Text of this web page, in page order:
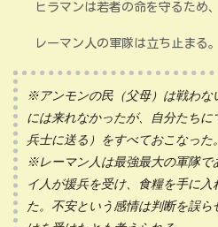
ヒラマンは若者の命を守るため
レーマン人の軍隊は立ち止まる。
※アンモンの民（父母）は戦わな
には来れなかったが、自分たち
兵士に送る）をすべておこなった。
※レーマン人は最強最大の軍隊で
イ人が援兵を受け、食糧を手に
た。不安という感情は判断を誤